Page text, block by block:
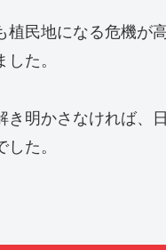
植民地になる危機が
た。
き明かさなければ、
た。